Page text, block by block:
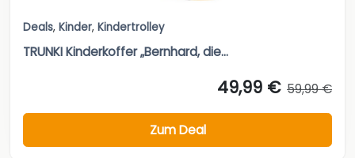
Deals, Kinder, Kindertrolley
TRUNKI Kinderkoffer „Bernhard, die...
49,99 € 59,99 €
Zum Deal